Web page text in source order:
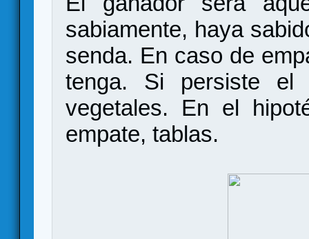
sabiamente, haya
senda. En caso de
tenga. Si persiste el
vegetales. En el
empate, tablas.